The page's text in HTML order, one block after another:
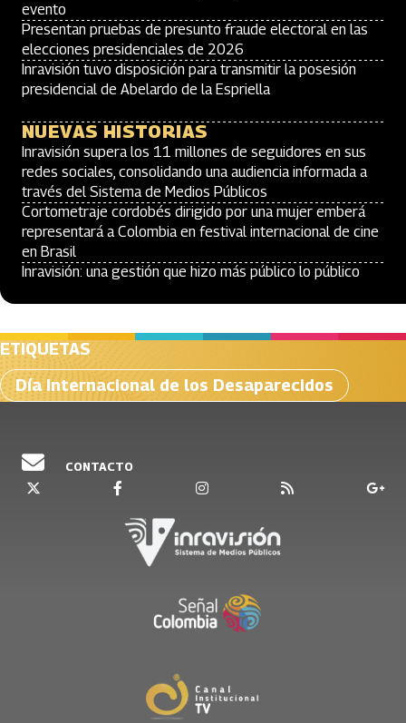
evento
Presentan pruebas de presunto fraude electoral en las
elecciones presidenciales de 2026
Inravisión tuvo disposición para transmitir la posesión
presidencial de Abelardo de la Espriella
NUEVAS HISTORIAS
Inravisión supera los 11 millones de seguidores en sus
redes sociales, consolidando una audiencia informada a
través del Sistema de Medios Públicos
Cortometraje cordobés dirigido por una mujer emberá
representará a Colombia en festival internacional de cine
en Brasil
Inravisión: una gestión que hizo más público lo público
ETIQUETAS
Día Internacional de los Desaparecidos
CONTACTO